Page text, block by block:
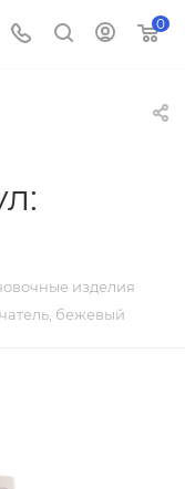
0
изделия
бежевый